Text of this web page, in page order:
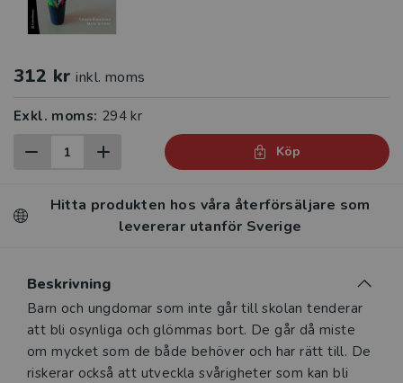
312 kr inkl. moms
Exkl. moms: 294 kr
Köp
Hitta produkten hos våra återförsäljare som
levererar utanför Sverige
Beskrivning
Beskrivning
Barn och ungdomar som inte går till skolan tenderar
att bli osynliga och glömmas bort. De går då miste
om mycket som de både behöver och har rätt till. De
riskerar också att utveckla svårigheter som kan bli